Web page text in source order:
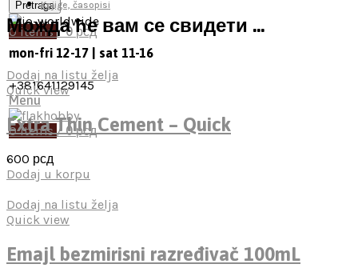
Pretraga
mon-fri 12-17 | sat 11-16
+381641129145
Menu
0items/ 0рсд
Knjige, časopisi
0items/ 0 рсд
Можда ће вам се свидети …
Dodaj na listu želja
Quick view
Extra Thin Cement – Quick
600 рсд
Dodaj u korpu
Dodaj na listu želja
Quick view
Emajl bezmirisni razređivač 100mL